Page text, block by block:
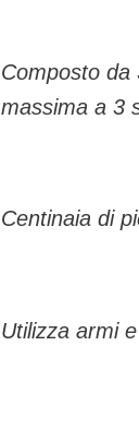
Composto da
massima a 3
Centinaia di
Utilizza armi